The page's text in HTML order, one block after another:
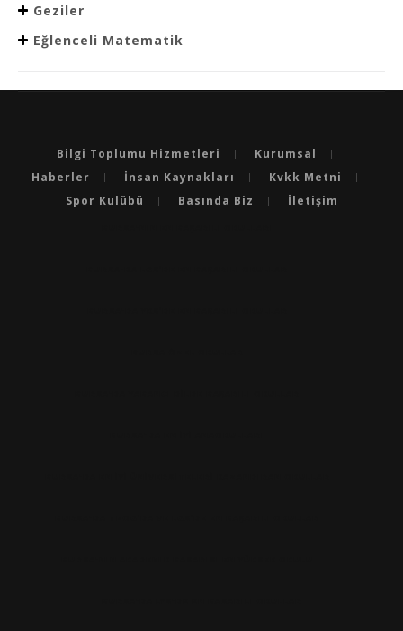
Geziler
Eğlenceli Matematik
Bilgi Toplumu Hizmetleri
Kurumsal
Haberler
İnsan Kaynakları
Kvkk Metni
Spor Kulübü
Basında Biz İletişim